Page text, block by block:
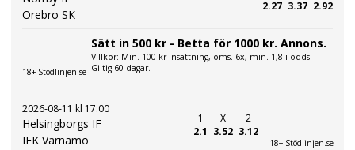
Örebro SK
2.27 3.37 2.92
18+ Stödlinjen.se
Sätt in 500 kr - Betta för 1000 kr. Annons.
Villkor: Min. 100 kr insättning, oms. 6x, min. 1,8 i odds.
Giltig 60 dagar.
2026-08-11 kl 17:00
Helsingborgs IF
IFK Värnamo
1
2.1
X
3.52
2
3.12
18+ Stödlinjen.se